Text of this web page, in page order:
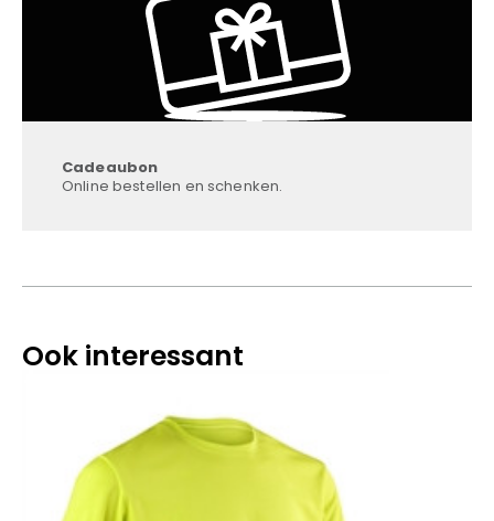
Cadeaubon
Online bestellen en schenken.
Ook interessant